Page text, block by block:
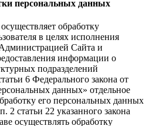
персональных данных
обработку
в целях исполнения
Сайта и
информации о
подразделений
6 Федерального закона от
данных» отдельное
его персональных данных
2 статьи 22 указанного закона
осуществлять обработку